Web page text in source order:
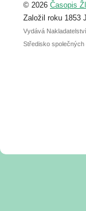
abstraktu
posteru je už
© 2026 Časopis
Založil roku 1853
Vydává
Středisko společných